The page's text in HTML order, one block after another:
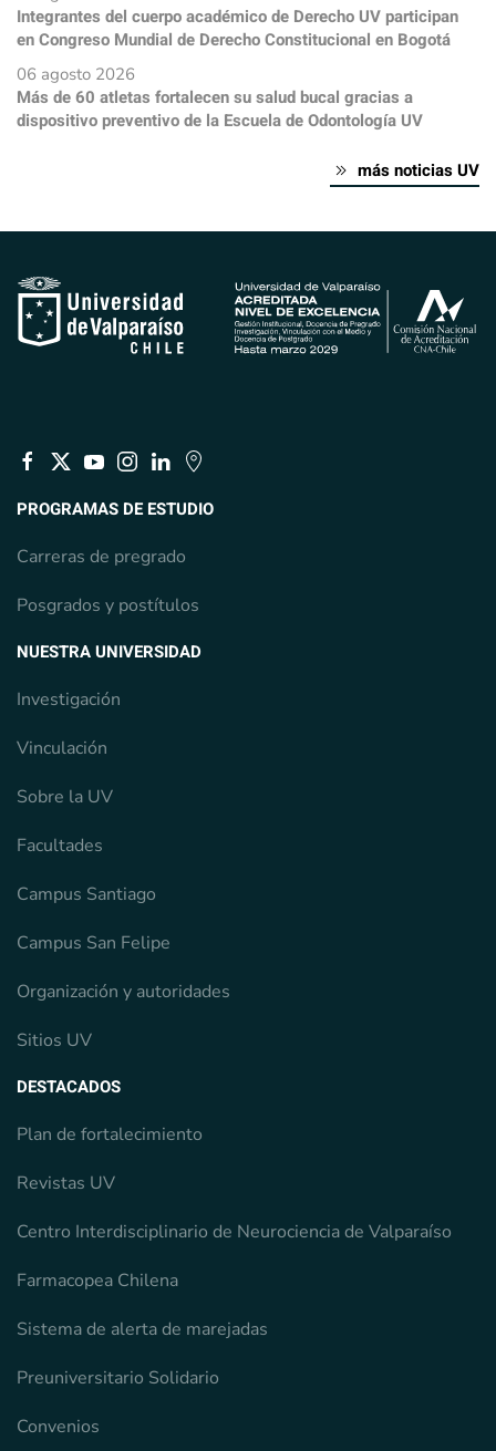
Integrantes del cuerpo académico de Derecho UV participan
en Congreso Mundial de Derecho Constitucional en Bogotá
06 agosto 2026
Más de 60 atletas fortalecen su salud bucal gracias a
dispositivo preventivo de la Escuela de Odontología UV
más noticias UV
PROGRAMAS DE ESTUDIO
Carreras de pregrado
Posgrados y postítulos
NUESTRA UNIVERSIDAD
Investigación
Vinculación
Sobre la UV
Facultades
Campus Santiago
Campus San Felipe
Organización y autoridades
Sitios UV
DESTACADOS
Plan de fortalecimiento
Revistas UV
Centro Interdisciplinario de Neurociencia de Valparaíso
Farmacopea Chilena
Sistema de alerta de marejadas
Preuniversitario Solidario
Convenios